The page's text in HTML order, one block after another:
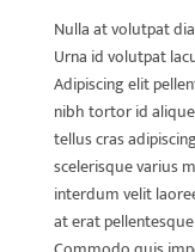
Nulla at volutpat
Urna id volutpat
Adipiscing elit
nibh tortor id
tellus cras
scelerisque varius
interdum velit
at erat